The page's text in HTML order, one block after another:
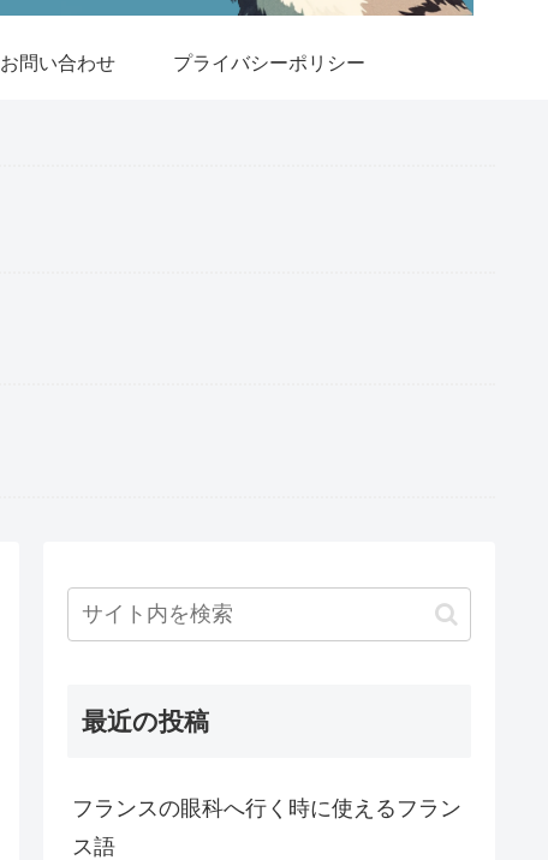
お問い合わせ プライバシーポリシー
最近の投稿
フランスの眼科へ行く時に使えるフラン
ス語